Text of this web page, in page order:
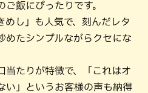
飯にぴったりです。
めし」も人気で、刻んだレタ
めたシンプルながらクセにな
当たりが特徴で、「これはオ
い」というお客様の声も納得